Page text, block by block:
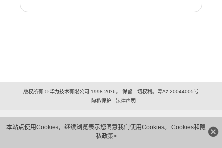
本站点使用Cookies，继续浏览表示您同意我们使用Cookies。 Cookies和隐
私政策>
版权所有 © 华为技术有限公司 1998-2026。 保留一切权利。粤A2-20044005号
隐私保护
法律声明